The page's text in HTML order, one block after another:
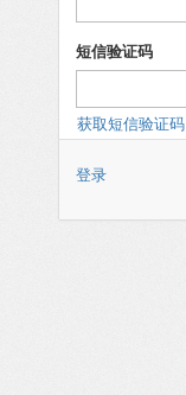
短信验证码
获取短信验证码
登录